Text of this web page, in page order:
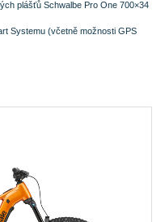
plášťů Schwalbe Pro One 700×34
Systemu (včetně možnosti GPS